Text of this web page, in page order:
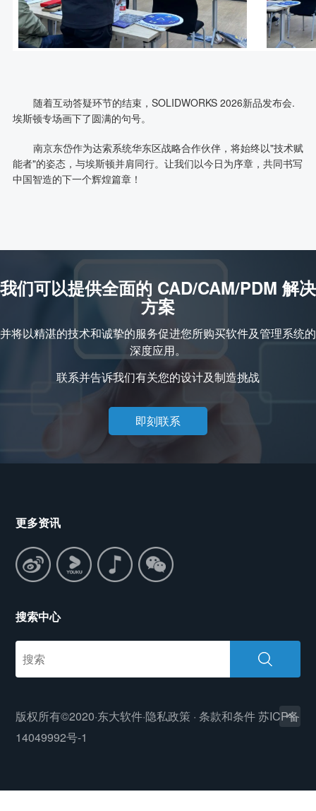
随着互动答疑环节的结束，SOLIDWORKS 2026新品发布会.
埃斯顿专场画下了圆满的句号。
南京东岱作为达索系统华东区战略合作伙伴，将始终以"技术赋
能者"的姿态，与埃斯顿并肩同行。让我们以今日为序章，共同书写
中国智造的下一个辉煌篇章！
我们可以提供全面的 CAD/CAM/PDM 解决
方案
并将以精湛的技术和诚挚的服务促进您所购买软件及管理系统的
深度应用。
联系并告诉我们有关您的设计及制造挑战
即刻联系
更多资讯
搜索中心
版权所有©2020·东大软件·隐私政策 ·条款和条件苏ICP备
14049992号-1